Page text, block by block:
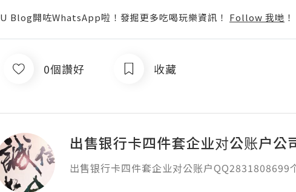
U Blog開咗WhatsApp啦！發掘更多吃喝玩樂資訊！ Follow 我哋 ！
0個讚好 收藏
出售银行卡四件套企业对公账户公
出售银行卡四件套企业对公账户